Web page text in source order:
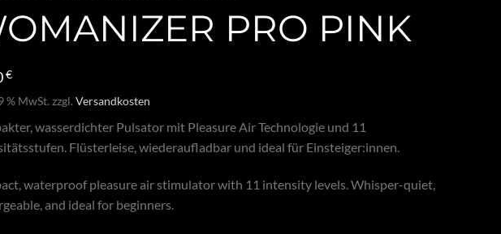
PRO PINK
€
% MwSt. zzgl. Versandkosten
wasserdichter Pulsator mit Pleasure Air Technologie und 11
Flüsterleise, wiederaufladbar und ideal für Einsteiger:innen.
waterproof pleasure air stimulator with 11 intensity levels. Whisper-quiet,
and ideal for beginners.